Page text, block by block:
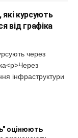
які курсують
від графіка
через
інфраструктури
оцінюють